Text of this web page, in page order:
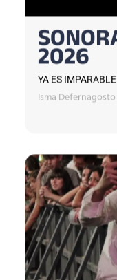
2026
YA ES
Isma Defern